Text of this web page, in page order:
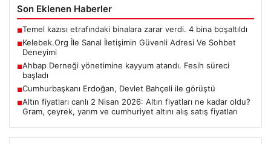
Son Eklenen Haberler
■Temel kazısı etrafındaki binalara zarar verdi. 4 bina boşaltıldı
■Kelebek.Org İle Sanal İletişimin Güvenli Adresi Ve Sohbet
Deneyimi
■Ahbap Derneği yönetimine kayyum atandı. Fesih süreci
başladı
■Cumhurbaşkanı Erdoğan, Devlet Bahçeli ile görüştü
■Altın fiyatları canlı 2 Nisan 2026: Altın fiyatları ne kadar oldu?
Gram, çeyrek, yarım ve cumhuriyet altını alış satış fiyatları